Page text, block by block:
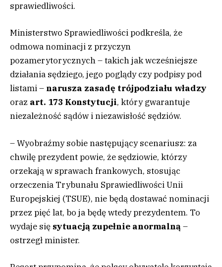
sprawiedliwości.
Ministerstwo Sprawiedliwości podkreśla, że
odmowa nominacji z przyczyn
pozamerytorycznych – takich jak wcześniejsze
działania sędziego, jego poglądy czy podpisy pod
listami – narusza zasadę trójpodziału władzy
oraz art. 173 Konstytucji, który gwarantuje
niezależność sądów i niezawisłość sędziów.
– Wyobraźmy sobie następujący scenariusz: za
chwilę prezydent powie, że sędziowie, którzy
orzekają w sprawach frankowych, stosując
orzeczenia Trybunału Sprawiedliwości Unii
Europejskiej (TSUE), nie będą dostawać nominacji
przez pięć lat, bo ja będę wtedy prezydentem. To
wydaje się sytuacją zupełnie anormalną–
ostrzegł minister.